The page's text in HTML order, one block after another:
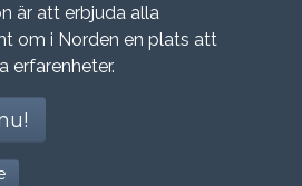
är att erbjuda alla
om i Norden en plats att
erfarenheter.